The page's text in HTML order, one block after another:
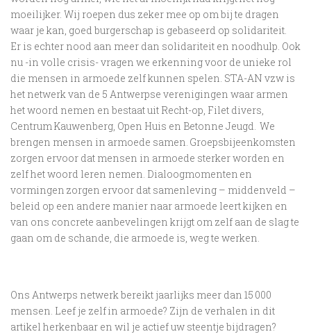
moeilijker. Wij roepen dus zeker mee op om bij te dragen
waar je kan, goed burgerschap is gebaseerd op solidariteit.
Er is echter nood aan meer dan solidariteit en noodhulp. Ook
nu -in volle crisis- vragen we erkenning voor de unieke rol
die mensen in armoede zelf kunnen spelen. STA-AN vzw is
het netwerk van de 5 Antwerpse verenigingen waar armen
het woord nemen en bestaat uit Recht-op, Filet divers,
CentrumKauwenberg, Open Huis en Betonne Jeugd. We
brengen mensen in armoede samen. Groepsbijeenkomsten
zorgen ervoor dat mensen in armoede sterker worden en
zelf het woord leren nemen. Dialoogmomenten en
vormingen zorgen ervoor dat samenleving – middenveld –
beleid op een andere manier naar armoede leert kijken en
van ons concrete aanbevelingen krijgt om zelf aan de slag te
gaan om de schande, die armoede is, weg te werken.
Ons Antwerps netwerk bereikt jaarlijks meer dan 15 000
mensen. Leef je zelf in armoede? Zijn de verhalen in dit
artikel herkenbaar en wil je actief uw steentje bijdragen?